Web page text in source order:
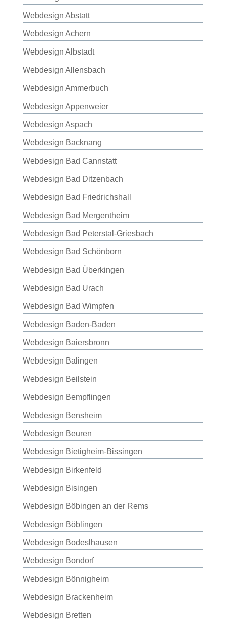
Webdesign Abstatt
Webdesign Achern
Webdesign Albstadt
Webdesign Allensbach
Webdesign Ammerbuch
Webdesign Appenweier
Webdesign Aspach
Webdesign Backnang
Webdesign Bad Cannstatt
Webdesign Bad Ditzenbach
Webdesign Bad Friedrichshall
Webdesign Bad Mergentheim
Webdesign Bad Peterstal-Griesbach
Webdesign Bad Schönborn
Webdesign Bad Überkingen
Webdesign Bad Urach
Webdesign Bad Wimpfen
Webdesign Baden-Baden
Webdesign Baiersbronn
Webdesign Balingen
Webdesign Beilstein
Webdesign Bempflingen
Webdesign Bensheim
Webdesign Beuren
Webdesign Bietigheim-Bissingen
Webdesign Birkenfeld
Webdesign Bisingen
Webdesign Böbingen an der Rems
Webdesign Böblingen
Webdesign Bodeslhausen
Webdesign Bondorf
Webdesign Bönnigheim
Webdesign Brackenheim
Webdesign Bretten